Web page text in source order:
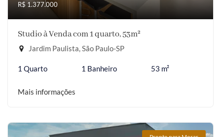
R$ 1.377.000
Studio à Venda com 1 quarto, 53m²
Jardim Paulista, São Paulo-SP
1 Quarto 1 Banheiro 53 m²
Mais informações